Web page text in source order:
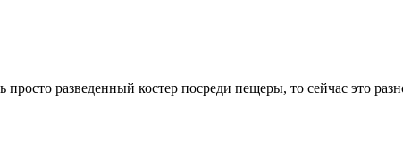
разведенный костер посреди пещеры, то сейчас это